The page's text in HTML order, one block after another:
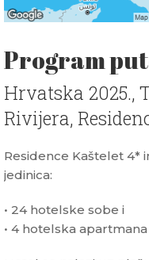
Program
Hrvatska 2025.,
Rivijera,
Residence Kaštelet 4*
jedinica:
• 24 hotelske sobe i
• 4 hotelska apartmana